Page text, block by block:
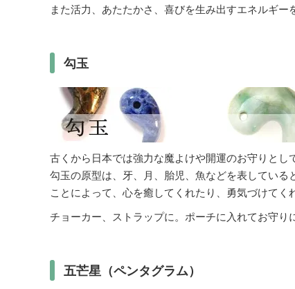
また活力、あたたかさ、喜びを生み出すエネルギー
勾玉
古くから日本では強力な魔よけや開運のお守りとし
勾玉の原型は、牙、月、胎児、魚などを表してい
ことによって、心を癒してくれたり、勇気づけてく
チョーカー、ストラップに。ポーチに入れてお守り
五芒星（ペンタグラム）